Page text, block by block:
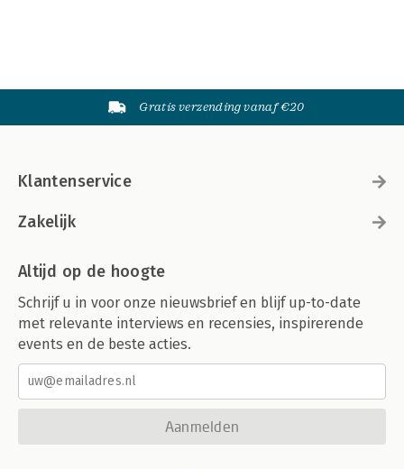
Gratis verzending vanaf €20
Klantenservice
Zakelijk
Altijd op de hoogte
Schrijf u in voor onze nieuwsbrief en blijf up-to-date
met relevante interviews en recensies, inspirerende
events en de beste acties.
Aanmelden